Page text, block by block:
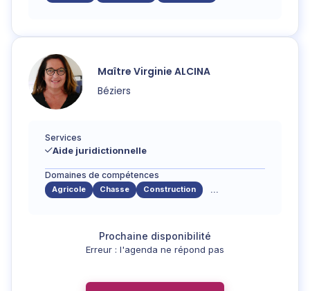
Maître Virginie ALCINA
Béziers
Services
Aide juridictionnelle
Domaines de compétences
Agricole Chasse Construction ...
Erreur : l'agenda ne répond pas